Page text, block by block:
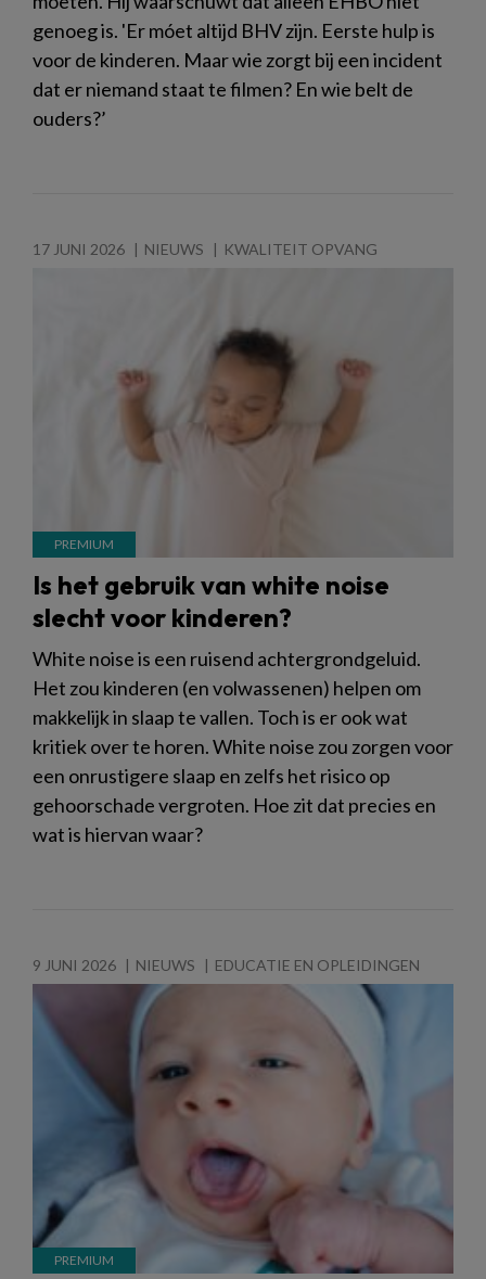
genoeg is. 'Er móet altijd BHV zijn. Eerste hulp is
voor de kinderen. Maar wie zorgt bij een incident
dat er niemand staat te filmen? En wie belt de
ouders?’
17 JUNI 2026 NIEUWS KWALITEIT OPVANG
Is het gebruik van white noise
slecht voor kinderen?
White noise is een ruisend achtergrondgeluid.
Het zou kinderen (en volwassenen) helpen om
makkelijk in slaap te vallen. Toch is er ook wat
kritiek over te horen. White noise zou zorgen voor
een onrustigere slaap en zelfs het risico op
gehoorschade vergroten. Hoe zit dat precies en
wat is hiervan waar?
9 JUNI 2026 NIEUWS EDUCATIE EN OPLEIDINGEN